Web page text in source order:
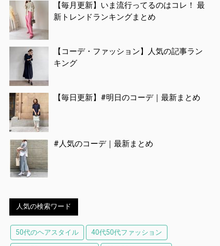
【毎月更新】いま流行ってるのはコレ！ 最
新トレンドランキングまとめ
【コーデ・ファッション】人気の記事ラン
キング
【毎日更新】#明日のコーデ｜最新まとめ
#人気のコーデ｜最新まとめ
人気の検索ワード
50代のヘアスタイル 40代50代ファッション